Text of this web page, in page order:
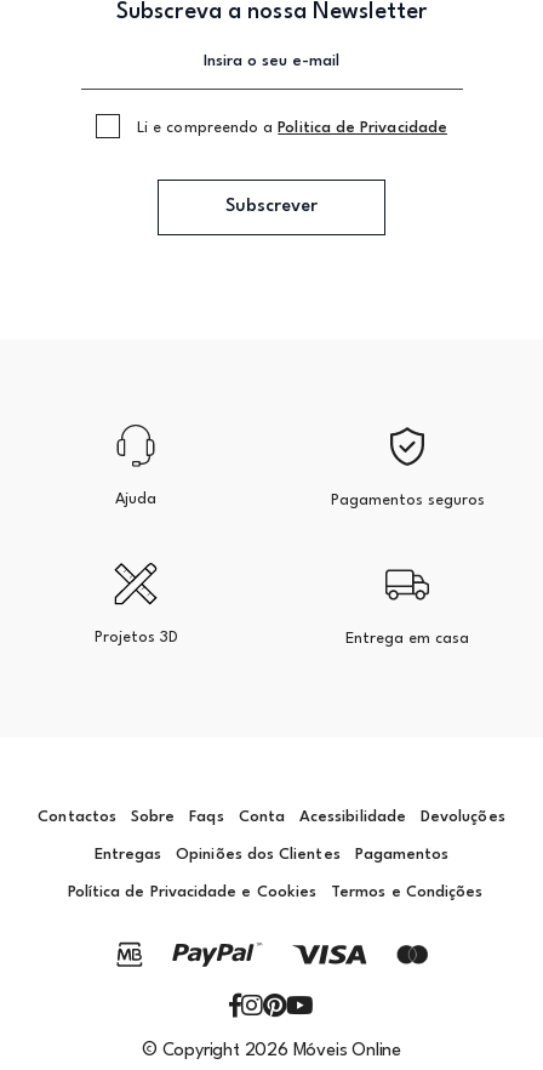
Subscreva a nossa Newsletter
Li e compreendo a Politica de Privacidade
Subscrever
Ajuda Pagamentos seguros
Projetos 3D Entrega em casa
Contactos Sobre Faqs Conta Acessibilidade Devoluções
Entregas Opiniões dos Clientes Pagamentos
Política de Privacidade e Cookies Termos e Condições
© Copyright 2026 Móveis Online